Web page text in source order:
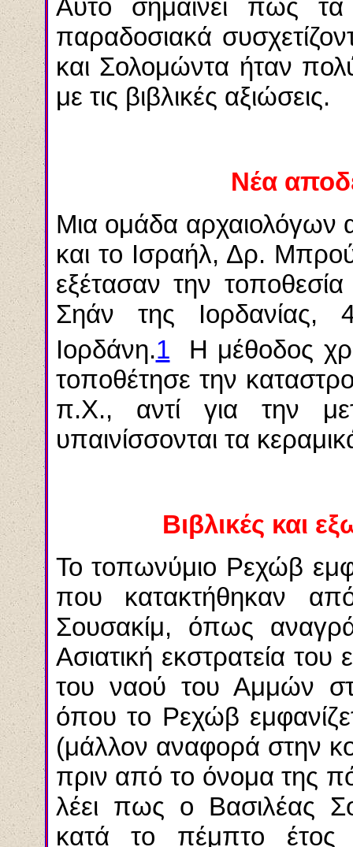
Αυτό σημαίνει πως τα
παραδοσιακά
και Σολομώντα ήταν
με τις βιβλικές αξιώσεις.
Νέα
Μια ομάδα αρχαιολόγων
και το Ισραήλ, Δρ.
εξέτασαν την
Σηάν της
Ιορδάνη.1 Η μέθοδος
τοποθέτησε την
π.Χ., αντί για την
υπαινίσσονται τα
Βιβλικές και
Το τοπωνύμιο Ρεχώβ
που κατακτήθηκαν
Σουσακίμ, όπως
Ασιατική εκστρατεία του
του ναού του Αμμών
όπου το Ρεχώβ
(μάλλον αναφορά στην
πριν από το όνομα της
λέει πως ο Βασιλέας
κατά το πέμπτο έτος